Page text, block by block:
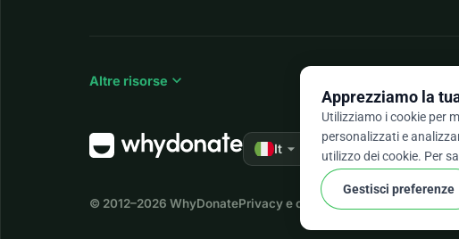
Altre risorse expand_more
It arrow_drop_down ★★★★★ 4,9 / 5
© 2012–2026 WhyDonatePrivacy e cookie
Apprezziamo la
Utilizziamo i cookie per
personalizzati e
utilizzo dei cookie. Per
Gestisci preferenze